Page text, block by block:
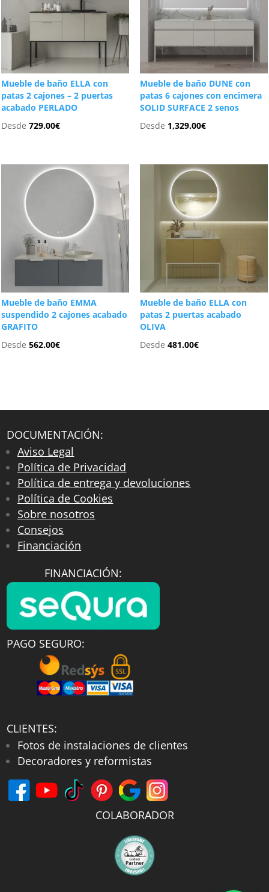
Mueble de baño ELLA con
patas 2 cajones – 2 puertas
acabado PERLADO
Desde729.00€
Mueble de baño DUNE con
patas 6 cajones con encimera
SOLID SURFACE 2 senos
Desde 1,329.00€
Mueble de baño EMMA
suspendido 2 cajones acabado
GRAFITO
Desde562.00€
Mueble de baño ELLA con
patas 2 puertas acabado
OLIVA
Desde 481.00€
DOCUMENTACIÓN:
Aviso Legal
Política de Privacidad
Política de entrega y devoluciones
Política de Cookies
Sobre nosotros
Consejos
Financiación
FINANCIACIÓN:
PAGO SEGURO:
CLIENTES:
Fotos de instalaciones de clientes
Decoradores y reformistas
COLABORADOR